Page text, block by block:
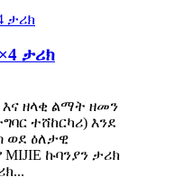
ታሪክ
እና ዘላቂ ልማት ዘመን
ተሸከርካሪ) እንደ
ወደ ዕለታዊ
ኩባንያን ታሪክ